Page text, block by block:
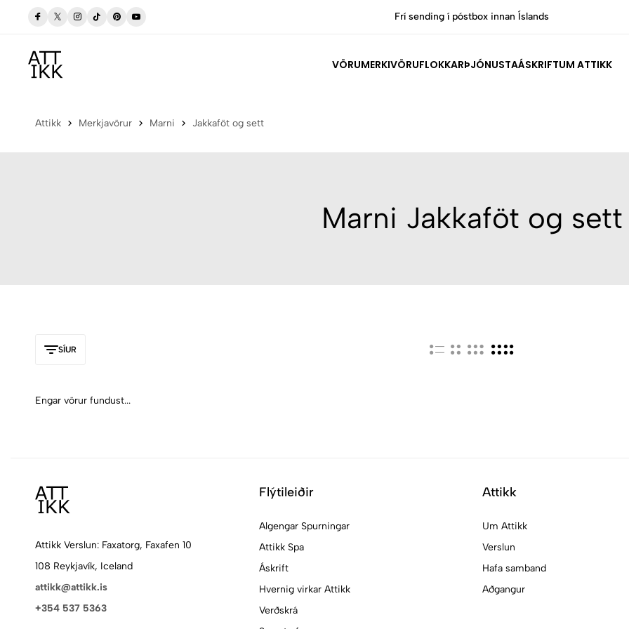
Verslaðu merkjavöru á afslætti Frí sending í póstbox innan Íslands
VÖRUMERKIVÖRUFLOKKARÞJÓNUSTAÁSKRIFTUM ATTIKK
Attikk Merkjavörur Marni Jakkaföt og sett
Marni Jakkaföt og sett
SÍUR
Engar vörur fundust...
Attikk Verslun: Faxatorg, Faxafen 10
108 Reykjavík, Iceland
attikk@attikk.is
+354 537 5363
Flýtileiðir
Algengar Spurningar
Attikk Spa
Áskrift
Hvernig virkar Attikk
Verðskrá
Attikk
Um Attikk
Verslun
Hafa samband
Aðgangur